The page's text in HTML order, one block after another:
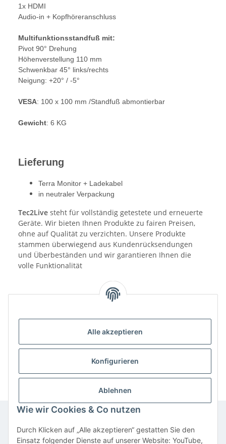
Alle akzeptieren
Konfigurieren
Ablehnen
Wie wir Cookies & Co nutzen
Durch Klicken auf „Alle akzeptieren“ gestatten Sie den
Einsatz folgender Dienste auf unserer Website: YouTube,
1x HDMI
Audio-in + Kopfhöreranschluss
Multifunktionsstandfuß mit:
Pivot 90° Drehung
Höhenverstellung 110 mm
Schwenkbar 45° links/rechts
Neigung: +20° / -5°
VESA: 100 x 100 mm /Standfuß abmontierbar
Gewicht: 6 KG
Lieferung
Terra Monitor + Ladekabel
in neutraler Verpackung
Tec2Live steht für vollständig getestete und erneuerte
Geräte. Wir bieten Ihnen Produkte zu fairen Preisen,
ohne auf Qualität zu verzichten. Unsere Produkte
stammen überwiegend aus Kundenrücksendungen
und Überbeständen und wir garantieren Ihnen die
volle Funktionalität
Benachrichtigen, wenn verfügbar
Informationen